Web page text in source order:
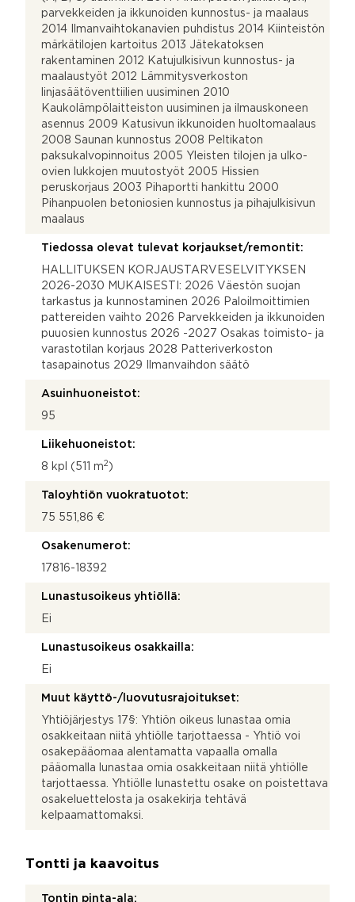
parvekkeiden ja ikkunoiden kunnostus- ja maalaus
2014 Ilmanvaihtokanavien puhdistus 2014 Kiinteistön
märkätilojen kartoitus 2013 Jätekatoksen
rakentaminen 2012 Katujulkisivun kunnostus- ja
maalaustyöt 2012 Lämmitysverkoston
linjasäätöventtiilien uusiminen 2010
Kaukolämpölaitteiston uusiminen ja ilmauskoneen
asennus 2009 Katusivun ikkunoiden huoltomaalaus
2008 Saunan kunnostus 2008 Peltikaton
paksukalvopinnoitus 2005 Yleisten tilojen ja ulko-
ovien lukkojen muutostyöt 2005 Hissien
peruskorjaus 2003 Pihaportti hankittu 2000
Pihanpuolen betoniosien kunnostus ja pihajulkisivun
maalaus
Tiedossa olevat tulevat korjaukset/remontit:
HALLITUKSEN KORJAUSTARVESELVITYKSEN
2026-2030 MUKAISESTI: 2026 Väestön suojan
tarkastus ja kunnostaminen 2026 Paloilmoittimien
pattereiden vaihto 2026 Parvekkeiden ja ikkunoiden
puuosien kunnostus 2026 -2027 Osakas toimisto- ja
varastotilan korjaus 2028 Patteriverkoston
tasapainotus 2029 Ilmanvaihdon säätö
Asuinhuoneistot:
95
Liikehuoneistot:
8 kpl (511 m2 )
Taloyhtiön vuokratuotot:
75 551,86 €
Osakenumerot:
17816-18392
Lunastusoikeus yhtiöllä:
Ei
Lunastusoikeus osakkailla:
Ei
Muut käyttö-/luovutusrajoitukset:
Yhtiöjärjestys 17§: Yhtiön oikeus lunastaa omia
osakkeitaan niitä yhtiölle tarjottaessa - Yhtiö voi
osakepääomaa alentamatta vapaalla omalla
pääomalla lunastaa omia osakkeitaan niitä yhtiölle
tarjottaessa. Yhtiölle lunastettu osake on poistettava
osakeluettelosta ja osakekirja tehtävä
kelpaamattomaksi.
Tontti ja kaavoitus
Tontin pinta-ala: